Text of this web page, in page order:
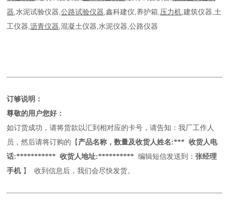
器,水泥试验仪器,公路试验仪器,鑫科建仪,养护箱,压力机,建筑仪器,土
工仪器,沥青仪器,混凝土仪器,水泥仪器,公路仪器
订够说明：
尊敬的用户您好：
如订货成功，请将货款以汇到相对应的卡号，请告知：我厂工作人
员，然后请将订购的【 产品名称，数量及收货人姓名:*** 收货人电
话:*********** 收货人地址:********** 编辑短信发送到：张经理
手机 】 收到信息后，我们会尽快发货。